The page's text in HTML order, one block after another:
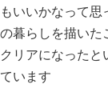
いいかなって思
暮らしを描いた
リアになったと
います